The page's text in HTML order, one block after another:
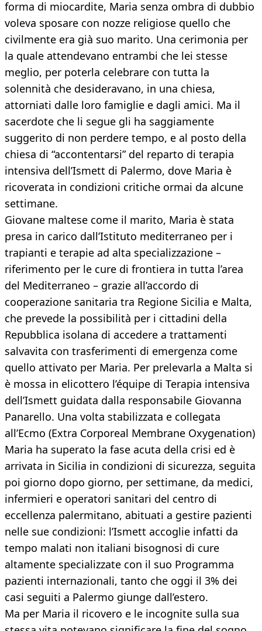
forma di miocardite, Maria senza ombra di dubbio
voleva sposare con nozze religiose quello che
civilmente era già suo marito. Una cerimonia per
la quale attendevano entrambi che lei stesse
meglio, per poterla celebrare con tutta la
solennità che desideravano, in una chiesa,
attorniati dalle loro famiglie e dagli amici. Ma il
sacerdote che li segue gli ha saggiamente
suggerito di non perdere tempo, e al posto della
chiesa di “accontentarsi” del reparto di terapia
intensiva dell’Ismett di Palermo, dove Maria è
ricoverata in condizioni critiche ormai da alcune
settimane.
Giovane maltese come il marito, Maria è stata
presa in carico dall’Istituto mediterraneo per i
trapianti e terapie ad alta specializzazione –
riferimento per le cure di frontiera in tutta l’area
del Mediterraneo – grazie all’accordo di
cooperazione sanitaria tra Regione Sicilia e Malta,
che prevede la possibilità per i cittadini della
Repubblica isolana di accedere a trattamenti
salvavita con trasferimenti di emergenza come
quello attivato per Maria. Per prelevarla a Malta si
è mossa in elicottero l’équipe di Terapia intensiva
dell’Ismett guidata dalla responsabile Giovanna
Panarello. Una volta stabilizzata e collegata
all’Ecmo (Extra Corporeal Membrane Oxygenation)
Maria ha superato la fase acuta della crisi ed è
arrivata in Sicilia in condizioni di sicurezza, seguita
poi giorno dopo giorno, per settimane, da medici,
infermieri e operatori sanitari del centro di
eccellenza palermitano, abituati a gestire pazienti
nelle sue condizioni: l’Ismett accoglie infatti da
tempo malati non italiani bisognosi di cure
altamente specializzate con il suo Programma
pazienti internazionali, tanto che oggi il 3% dei
casi seguiti a Palermo giunge dall’estero.
Ma per Maria il ricovero e le incognite sulla sua